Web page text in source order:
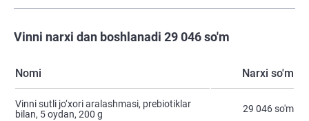
Vinni narxi dan boshlanadi 29 046 so'm
Nomi Narxi so'm
Vinni sutli jo‘xori aralashmasi, prebiotiklar
bilan, 5 oydan, 200 g
29 046 so'm